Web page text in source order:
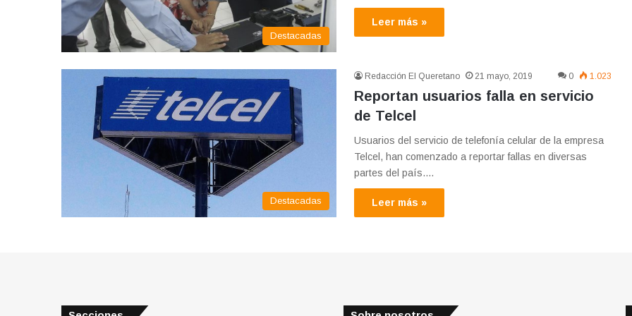
Destacadas
Leer más »
Destacadas
Redacción El Queretano 21 mayo, 2019 0 1.023
Reportan usuarios falla en servicio
de Telcel
Usuarios del servicio de telefonía celular de la empresa
Telcel, han comenzado a reportar fallas en diversas
partes del país.…
Leer más »